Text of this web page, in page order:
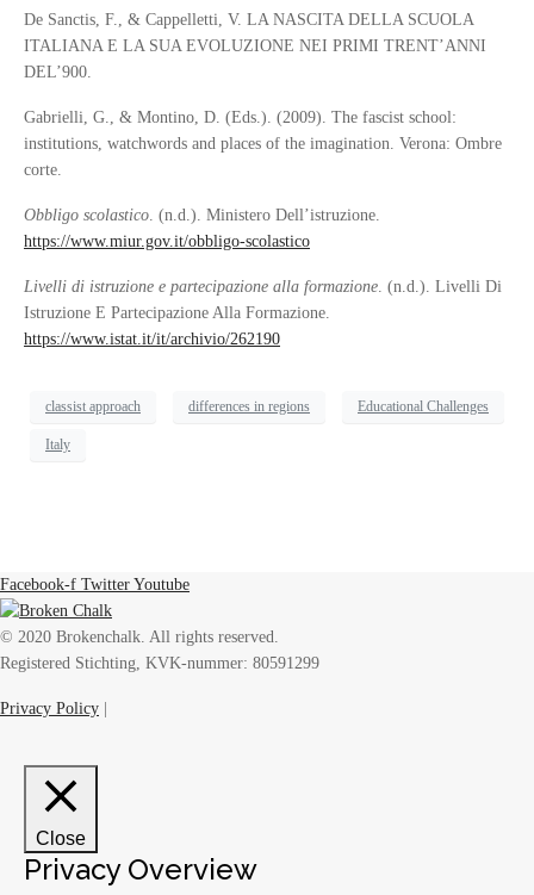
De Sanctis, F., & Cappelletti, V. LA NASCITA DELLA SCUOLA
ITALIANA E LA SUA EVOLUZIONE NEI PRIMI TRENT’ANNI
DEL’900.
Gabrielli, G., & Montino, D. (Eds.). (2009). The fascist school:
institutions, watchwords and places of the imagination. Verona: Ombre
corte.
Obbligo scolastico . (n.d.). Ministero Dell’istruzione.
https://www.miur.gov.it/obbligo-scolastico
Livelli di istruzione e partecipazione alla formazione . (n.d.). Livelli Di
Istruzione E Partecipazione Alla Formazione.
https://www.istat.it/it/archivio/262190
classist approach differences in regions Educational Challenges
Italy
Facebook-f Twitter Youtube
© 2020 Brokenchalk. All rights reserved.
Registered Stichting, KVK-nummer: 80591299​
Privacy Policy
Close
Privacy Overview